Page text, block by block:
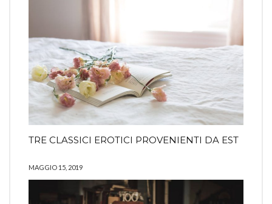
TRE CLASSICI EROTICI PROVENIENTI DA EST
MAGGIO 15, 2019